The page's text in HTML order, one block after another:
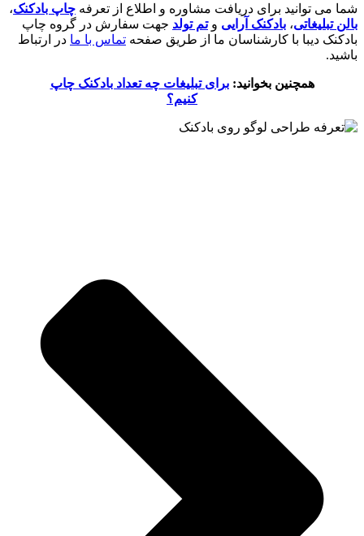
شما می توانید برای دریافت مشاوره و اطلاع از تعرفه چاپ بادکنک،
بالن تبلیغاتی، بادکنک آرایی وتم تولد جهت سفارش در گروه چاپ
بادکنک دیبا با کارشناسان ما از طریق صفحه تماس با ما در ارتباط
باشید.
همچنین بخوانید:برای تبلیغات چه تعداد بادکنک چاپ
کنیم؟